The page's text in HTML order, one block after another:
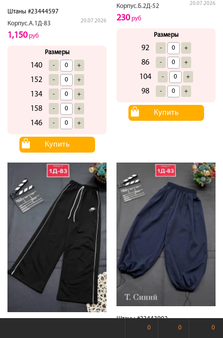
Штаны #23444597
Корпус.А.1Д-83
20.07.2026
1,150руб
Размеры
140 - +
152 - +
134 - +
158 - +
146 - +
Купить
Корпус.Б.2Д-52
20.07.2026
230руб
Размеры
92 - +
86 - +
104 - +
98 - +
Купить
Штаны #23443902
Корпус.А.1Д-83
20.07.2026
0 0 0